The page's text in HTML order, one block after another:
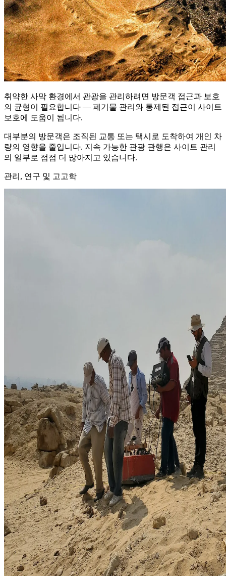
취약한 사막 환경에서 관광을 관리하려면 방문객 접근과 보호
의 균형이 필요합니다 — 폐기물 관리와 통제된 접근이 사이트
보호에 도움이 됩니다.
대부분의 방문객은 조직된 교통 또는 택시로 도착하여 개인 차
량의 영향을 줄입니다. 지속 가능한 관광 관행은 사이트 관리
의 일부로 점점 더 많아지고 있습니다.
관리, 연구 및 고고학